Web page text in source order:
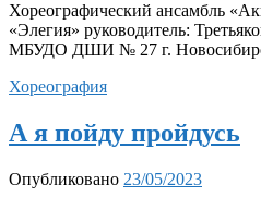
Хореографический ансамбль
«Элегия» руководитель:
МБУДО ДШИ № 27 г.
Хореография
А я пойду пройдусь
Опубликовано 23/05/2023